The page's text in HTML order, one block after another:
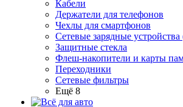
Кабели
Держатели для телефонов
Чехлы для смартфонов
Сетевые зарядные
Защитные стекла
Флеш-накопители и карты
Переходники
Сетевые фильтры
Ещё 8